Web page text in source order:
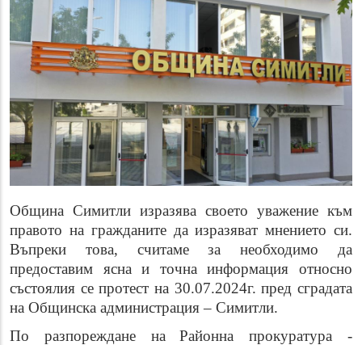
Община Симитли изразява своето уважение към
правото на гражданите да изразяват мнението си.
Въпреки това, считаме за необходимо да
предоставим ясна и точна информация относно
състоялия се протест на 30.07.2024г. пред сградата
на Общинска администрация – Симитли.
По разпореждане на
Районна прокуратура -